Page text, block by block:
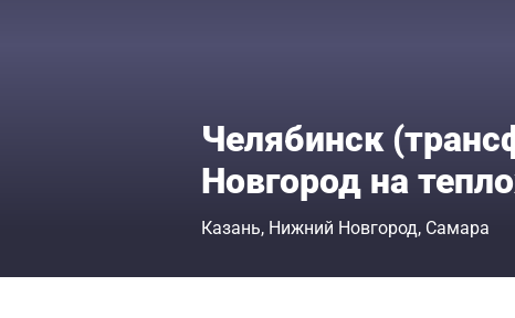
Челябинск
Новгород на
Казань Нижний Новгород Самара